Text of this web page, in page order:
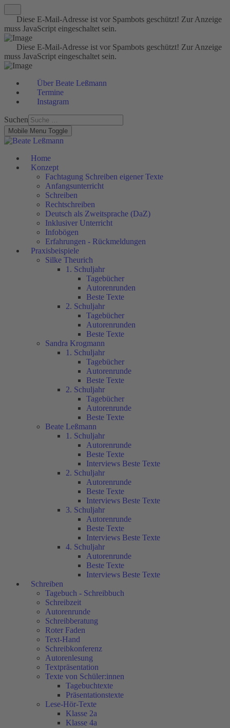
Diese E-Mail-Adresse ist vor Spambots geschützt! Zur Anzeige
muss JavaScript eingeschaltet sein.
Diese E-Mail-Adresse ist vor Spambots geschützt! Zur Anzeige
muss JavaScript eingeschaltet sein.
Über Beate Leßmann
Termine
Instagram
Suchen
Mobile Menu Toggle
Home
Konzept
Fachtagung Schreiben eigener Texte
Anfangsunterricht
Schreiben
Rechtschreiben
Deutsch als Zweitsprache (DaZ)
Inklusiver Unterricht
Infobögen
Erfahrungen - Rückmeldungen
Praxisbeispiele
Silke Theurich
1. Schuljahr
Tagebücher
Autorenrunden
Beste Texte
2. Schuljahr
Tagebücher
Autorenrunden
Beste Texte
Sandra Krogmann
1. Schuljahr
Tagebücher
Autorenrunde
Beste Texte
2. Schuljahr
Tagebücher
Autorenrunde
Beste Texte
Beate Leßmann
1. Schuljahr
Autorenrunde
Beste Texte
Interviews Beste Texte
2. Schuljahr
Autorenrunde
Beste Texte
Interviews Beste Texte
3. Schuljahr
Autorenrunde
Beste Texte
Interviews Beste Texte
4. Schuljahr
Autorenrunde
Beste Texte
Interviews Beste Texte
Schreiben
Tagebuch - Schreibbuch
Schreibzeit
Autorenrunde
Schreibberatung
Roter Faden
Text-Hand
Schreibkonferenz
Autorenlesung
Textpräsentation
Texte von Schüler:innen
Tagebuchtexte
Präsentationstexte
Lese-Hör-Texte
Klasse 2a
Klasse 4a